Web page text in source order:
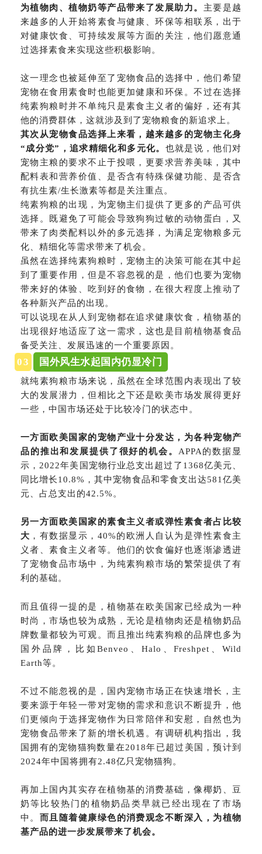
为植物肉、植物奶等产品带来了发展助力。 主要是越
来越多的人开始将素食与健康、环保等相联系，出于
对健康饮食、可持续发展等方面的关注，他们愿意通
过选择素食来实现这些积极影响。
这一理念也被延伸至了宠物食品的选择中，他们希望
宠物在食用素食时也能更加健康和环保。不过在选择
纯素狗粮时并不单纯只是素食主义者的偏好，还有其
他的消费群体，这就涉及到了宠物粮食的新追求上。
其次从宠物食品选择上来看，越来越多的宠物主化身
“成分党”，追求精细化和多元化。 也就是说，他们对
宠物主粮的要求不止于投喂，更要求营养美味，其中
配料表和营养价值、是否含有特殊保健功能、是否含
有抗生素/生长激素等都是关注重点。
纯素狗粮的出现，为宠物主们提供了更多的产品可供
选择。既避免了可能会导致狗狗过敏的动物蛋白，又
带来了肉类配料以外的多元选择，为满足宠物粮多元
化、精细化等需求带来了机会。
虽然在选择纯素狗粮时，宠物主的决策可能在其中起
到了重要作用，但是不容忽视的是，他们也要为宠物
带来好的体验、吃到好的食物，在很大程度上推动了
各种新兴产品的出现。
可以说现在从人到宠物都在追求健康饮食，植物基的
出现很好地适应了这一需求，这也是目前植物基食品
备受关注、发展迅速的一个重要原因。
03 国外风生水起国内仍显冷门
就纯素狗粮市场来说，虽然在全球范围内表现出了较
大的发展潜力，但相比之下还是欧美市场发展得更好
一些，中国市场还处于比较冷门的状态中。
一方面欧美国家的宠物产业十分发达，为各种宠物产
品的推出和发展提供了很好的机会。 APPA的数据显
示，2022年美国宠物行业总支出超过了1368亿美元、
同比增长10.8%，其中宠物食品和零食支出达581亿美
元、占总支出的42.5%。
另一方面欧美国家的素食主义者或弹性素食者占比较
大 ，有数据显示，40%的欧洲人自认为是弹性素食主
义者、素食主义者等。他们的饮食偏好也逐渐渗透进
了宠物食品市场中，为纯素狗粮市场的繁荣提供了有
利的基础。
而且值得一提的是，植物基在欧美国家已经成为一种
时尚，市场也较为成熟，无论是植物肉还是植物奶品
牌数量都较为可观。而且推出纯素狗粮的品牌也多为
国外品牌，比如Benveo、Halo、Freshpet、Wild
Earth等。
不过不能忽视的是，国内宠物市场正在快速增长，主
要来源于年轻一带对宠物的需求和意识不断提升，他
们更倾向于选择宠物作为日常陪伴和安慰，自然也为
宠物食品带来了新的增长机遇。有调研机构指出，我
国拥有的宠物猫狗数量在2018年已超过美国，预计到
2024年中国将拥有2.48亿只宠物猫狗。
再加上国内其实存在植物基的消费基础，像椰奶、豆
奶等比较热门的植物奶品类早就已经出现在了市场
中。 而且随着健康绿色的消费观念不断深入，为植物
基产品的进一步发展带来了机会。